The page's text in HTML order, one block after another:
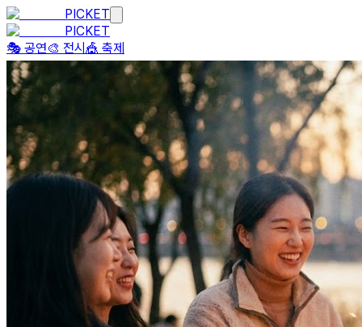
PICKET
PICKET
🎭 공연🎨 전시 🎪 축제